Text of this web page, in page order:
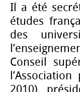
Il a été
études
des
Conseil
2010),